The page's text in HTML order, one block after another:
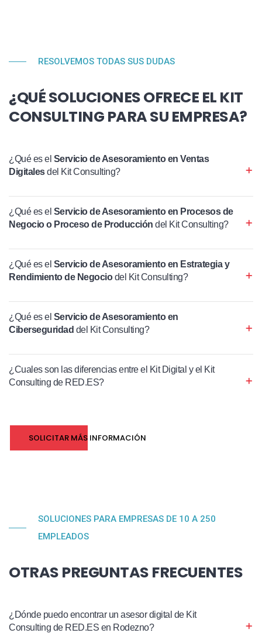
RESOLVEMOS TODAS SUS DUDAS
¿QUÉ SOLUCIONES OFRECE EL KIT
CONSULTING PARA SU EMPRESA?
¿Qué es el Servicio de Asesoramiento en Ventas
Digitalesdel Kit Consulting?
¿Qué es el Servicio de Asesoramiento en Procesos de
Negocio o Proceso de Producción del Kit Consulting?
¿Qué es el Servicio de Asesoramiento en Estrategia y
Rendimiento de Negociodel Kit Consulting?
¿Qué es el Servicio de Asesoramiento en
Ciberseguridad del Kit Consulting?
¿Cuales son las diferencias entre el Kit Digital y el Kit
Consulting de RED.ES?
SOLICITAR MÁS INFORMACIÓN
SOLUCIONES PARA EMPRESAS DE 10 A 250
EMPLEADOS
OTRAS PREGUNTAS FRECUENTES
¿Dónde puedo encontrar un asesor digital de Kit
Consulting de RED.ES en Rodezno?